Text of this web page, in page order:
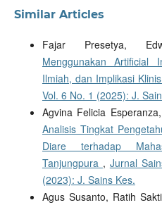
Similar Articles
Fajar Presetya,
Menggunakan Artificial
Ilmiah, dan Implikasi Klinis
Vol. 6 No. 1 (2025): J.
Agvina Felicia
Analisis Tingkat
Diare terhadap
Tanjungpura , Jurnal
(2023): J. Sains Kes.
Agus Susanto, Ratih